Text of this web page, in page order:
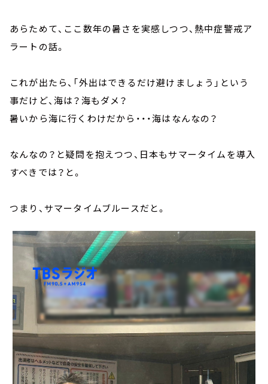
あらためて、ここ数年の暑さを実感しつつ、熱中症警戒ア
ラートの話。
これが出たら、「外出はできるだけ避けましょう」という
事だけど、海は？海もダメ？
暑いから海に行くわけだから・・・海はなんなの？
なんなの？と疑問を抱えつつ、日本もサマータイムを導入
すべきでは？と。
つまり、サマータイムブルースだと。